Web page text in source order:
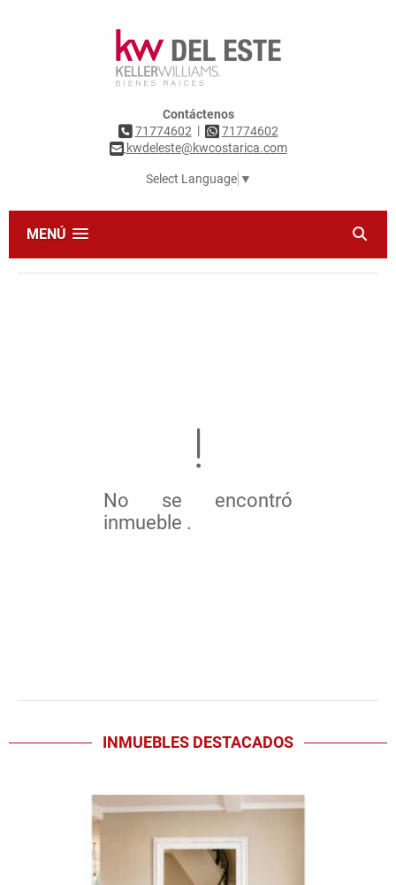
Contáctenos
71774602 |
71774602
kwdeleste@kwcostarica.com
Select Language ▼
MENÚ
No se encontró
inmueble .
INMUEBLES DESTACADOS